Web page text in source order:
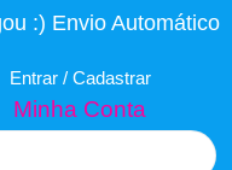
:) Envio Automático
Entrar / Cadastrar
Minha Conta